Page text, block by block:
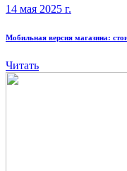
14 мая 2025 г.
Мобильная версия магазина:
Читать